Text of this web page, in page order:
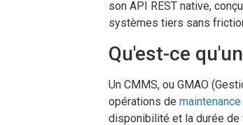
son API REST native,
systèmes tiers sans
Qu'est-ce
Un CMMS, ou GMAO
opérations de maintenance
disponibilité et la durée